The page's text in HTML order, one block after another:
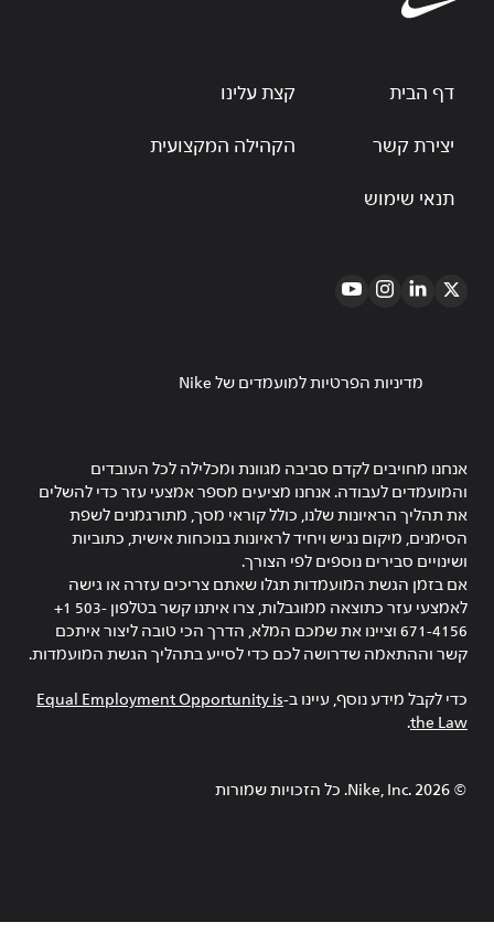
דף הבית קצת עלינו
יצירת קשר הקהילה המקצועית
תנאי שימוש
מדיניות הפרטיות למועמדים של Nike
אנחנו מחויבים לקדם סביבה מגוונת ומכלילה לכל העובדים
והמועמדים לעבודה. אנחנו מציעים מספר אמצעי עזר כדי להשלים
את תהליך הראיונות שלנו, כולל קוראי מסך, מתורגמנים לשפת
הסימנים, מיקום נגיש ויחיד לראיונות בנוכחות אישית, כתוביות
ושינויים סבירים נוספים לפי הצורך.
אם בזמן הגשת המועמדות תגלו שאתם צריכים עזרה או גישה
לאמצעי עזר כתוצאה ממוגבלות, צרו איתנו קשר בטלפון ‎+1 503-
671-4156 וציינו את שמכם המלא, הדרך הכי טובה ליצור איתכם
קשר וההתאמה שדרושה לכם כדי לסייע בתהליך הגשת המועמדות.
כדי לקבל מידע נוסף, עיינו ב-Equal Employment Opportunity is
the Law
.
©
2026